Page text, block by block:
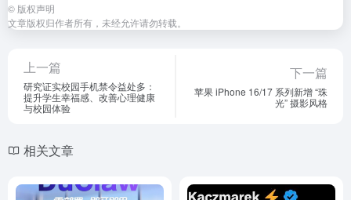
© 版权声明
文章版权归作者所有，未经允许请勿转载。
上一篇
研究证实校园手机禁令益处多：
提升学生幸福感、改善心理健康
与校园体验
下一篇
苹果 iPhone 16/17 系列新增 “珠
光” 摄影风格
相关文章